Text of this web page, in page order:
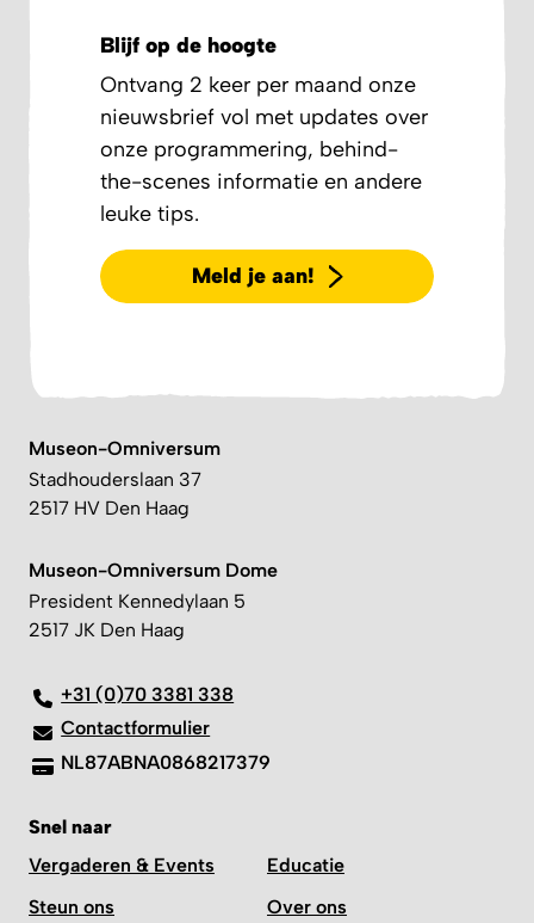
Blijf op de hoogte
Ontvang 2 keer per maand onze
nieuwsbrief vol met updates over
onze programmering, behind-
the-scenes informatie en andere
leuke tips.
Meld je aan!
Museon-Omniversum
Stadhouderslaan 37
2517 HV Den Haag
Museon-Omniversum Dome
President Kennedylaan 5
2517 JK Den Haag
+31 (0)70 3381 338
Contactformulier
NL87ABNA0868217379
Snel naar
Vergaderen & Events
Educatie
Steun ons
Over ons